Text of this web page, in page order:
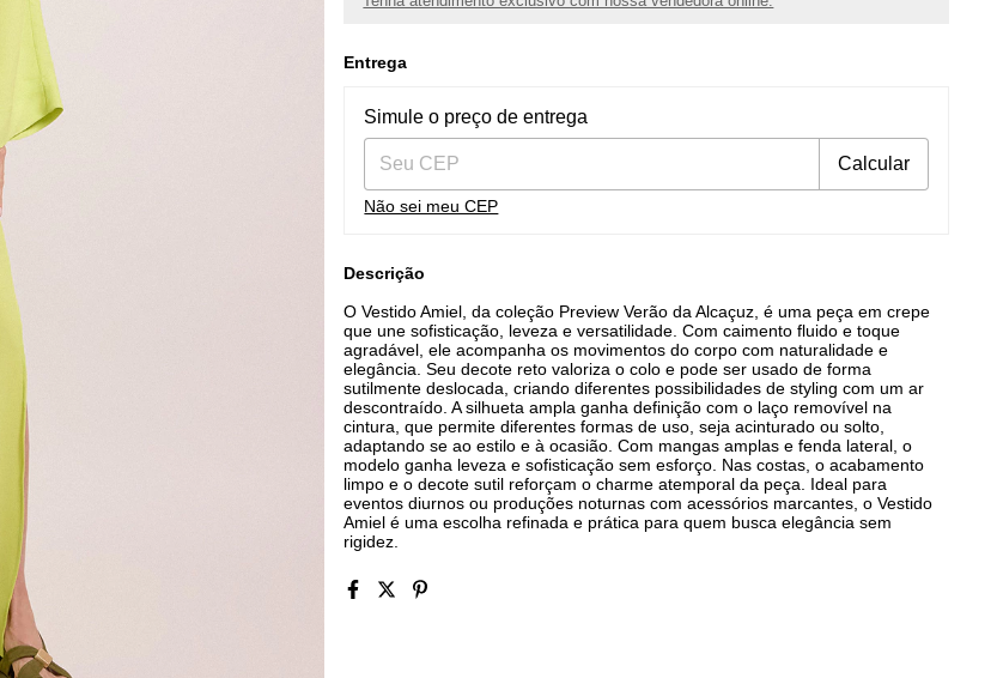
Entrega
Entregas para o CEP:
Simule o preço de entrega
Calcular
Não sei meu CEP
Descrição
O Vestido Amiel, da coleção Preview Verão da Alcaçuz, é uma peça em crepe
que une sofisticação, leveza e versatilidade. Com caimento fluido e toque
agradável, ele acompanha os movimentos do corpo com naturalidade e
elegância. Seu decote reto valoriza o colo e pode ser usado de forma
sutilmente deslocada, criando diferentes possibilidades de styling com um ar
descontraído. A silhueta ampla ganha definição com o laço removível na
cintura, que permite diferentes formas de uso, seja acinturado ou solto,
adaptando se ao estilo e à ocasião. Com mangas amplas e fenda lateral, o
modelo ganha leveza e sofisticação sem esforço. Nas costas, o acabamento
limpo e o decote sutil reforçam o charme atemporal da peça. Ideal para
eventos diurnos ou produções noturnas com acessórios marcantes, o Vestido
Amiel é uma escolha refinada e prática para quem busca elegância sem
rigidez.